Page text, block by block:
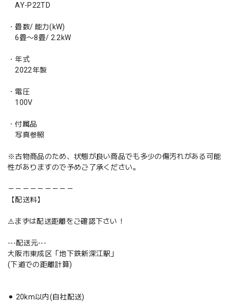
AY-P22TD
・畳数/ 能力(kW)
6畳〜8畳/ 2.2kW
・年式
2022年製
・電圧
100V
・付属品
写真参照
※古物商品のため、状態が良い商品でも多少の傷汚れがある可能
性がありますので予めご了承ください。
－－－－－－－－－
【配送料】
⚠️まずは配送距離をご確認下さい！
---配送元---
大阪市東成区「地下鉄新深江駅」
(下道での距離計算)
⚫︎ 20km以内(自社配送)